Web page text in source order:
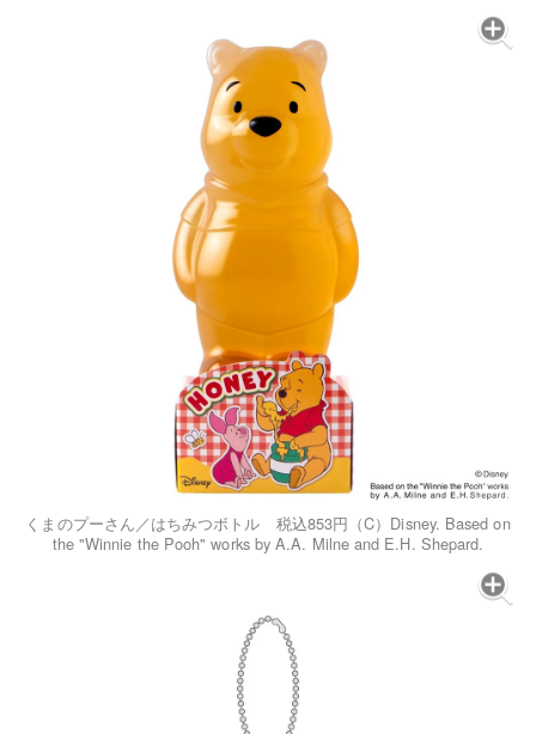
くまのプーさん／はちみつボトル 税込853円（C）Disney. Based on
the "Winnie the Pooh" works by A.A. Milne and E.H. Shepard.